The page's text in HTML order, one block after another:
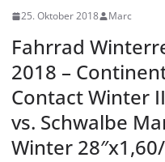
25. Oktober 2018 Marc
Fahrrad
2018 –
Contact Winter
vs. Schwalbe
Winter